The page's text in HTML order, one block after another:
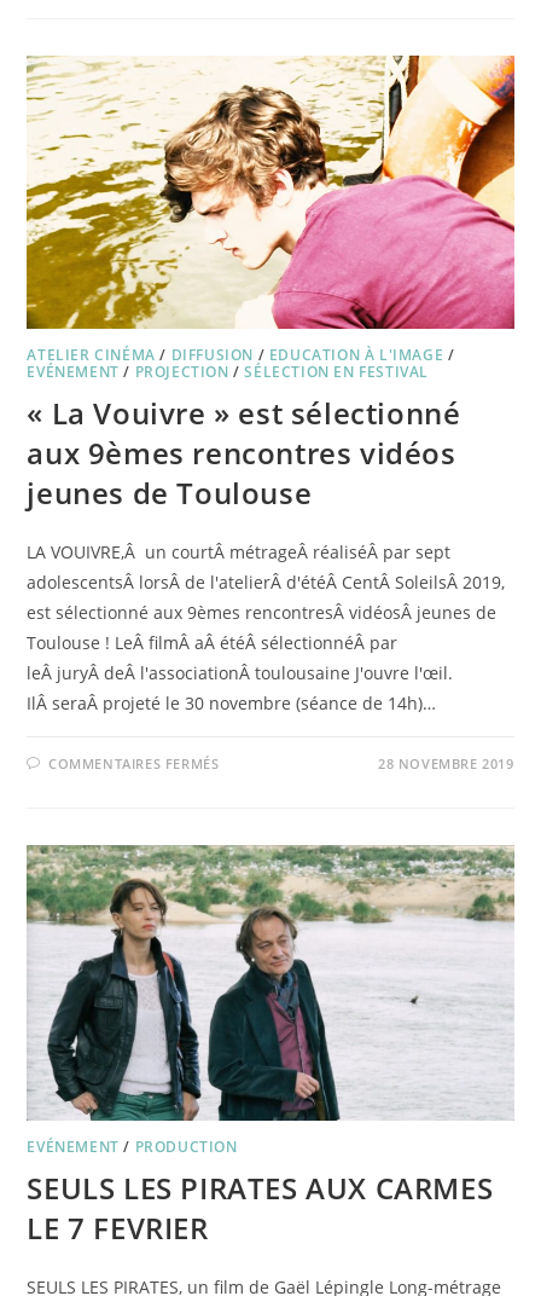
ATELIER CINÉMA / DIFFUSION / EDUCATION À L'IMAGE /
EVÉNEMENT / PROJECTION /SÉLECTION EN FESTIVAL
« La Vouivre » est sélectionné
aux 9èmes rencontres vidéos
jeunes de Toulouse
LA VOUIVRE,Â un courtÂ métrageÂ réaliséÂ par sept
adolescentsÂ lorsÂ de l'atelierÂ d'étéÂ CentÂ SoleilsÂ 2019,
est sélectionné aux 9èmes rencontresÂ vidéosÂ jeunes de
Toulouse ! LeÂ filmÂ aÂ étéÂ sélectionnéÂ par
leÂ juryÂ deÂ l'associationÂ toulousaine J'ouvre l'œil.
IlÂ seraÂ projeté le 30 novembre (séance de 14h)…
COMMENTAIRES FERMÉSSUR
AUX
9ÈMES
RENCONTRES
VIDÉOS
JEUNES
DE
TOULOUSE
28 NOVEMBRE 2019
EVÉNEMENT / PRODUCTION
SEULS LES PIRATES AUX CARMES
LE 7 FEVRIER
SEULS LES PIRATES, un film de Gaël Lépingle Long-métrage